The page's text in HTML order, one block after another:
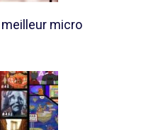
micro